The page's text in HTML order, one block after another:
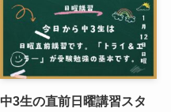
中3生の直前日曜講習スタ